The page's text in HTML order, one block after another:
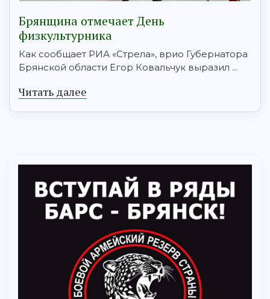
Брянщина отмечает День
физкультурника
Как сообщает РИА «Стрела», врио Губернатора
Брянской области Егор Ковальчук выразил ...
Читать далее